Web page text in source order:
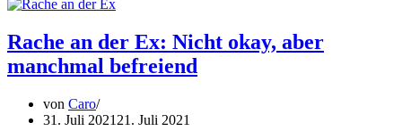
Was
du
tun
es
Rache an der Ex: Nicht okay, aber
manchmal befreiend
von Caro
31. Juli 2021 21. Juli 2021